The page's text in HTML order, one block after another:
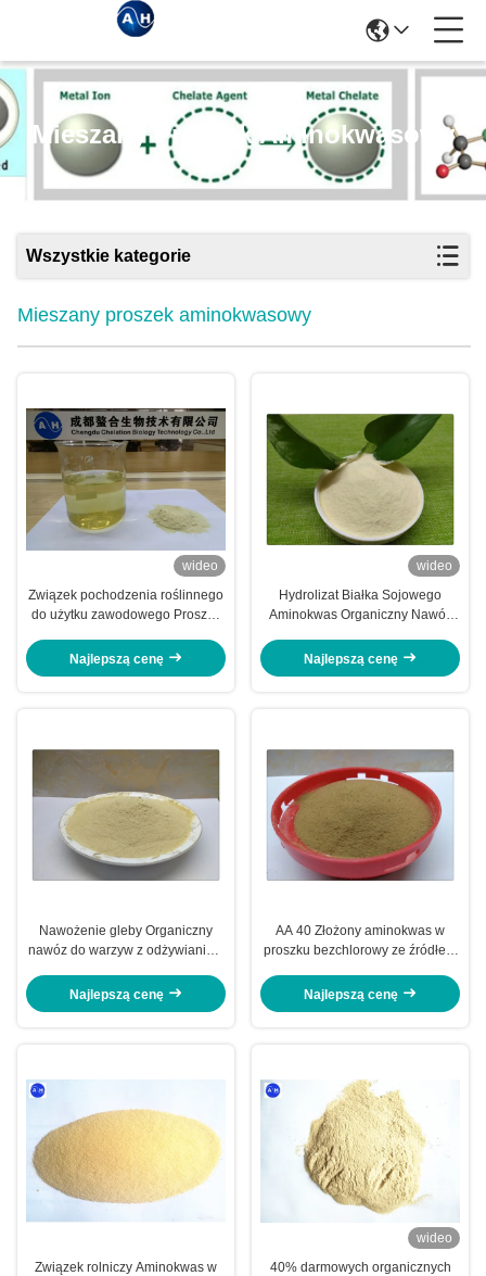
Mieszany Proszek Aminokwasowy
Wszystkie kategorie
Mieszany proszek aminokwasowy
wideo
Związek pochodzenia roślinnego
do użytku zawodowego Proszek
biologiczny
Najlepszą cenę
wideo
Hydrolizat Białka Sojowego
Aminokwas Organiczny Nawóz
Najlepszą cenę
Nawożenie gleby Organiczny
nawóz do warzyw z odżywianiem
Najlepszą cenę
AA 40 Złożony aminokwas w
proszku bezchlorowy ze źródłem
ziemniaków
Najlepszą cenę
Związek rolniczy Aminokwas w
wideo
40% darmowych organicznych